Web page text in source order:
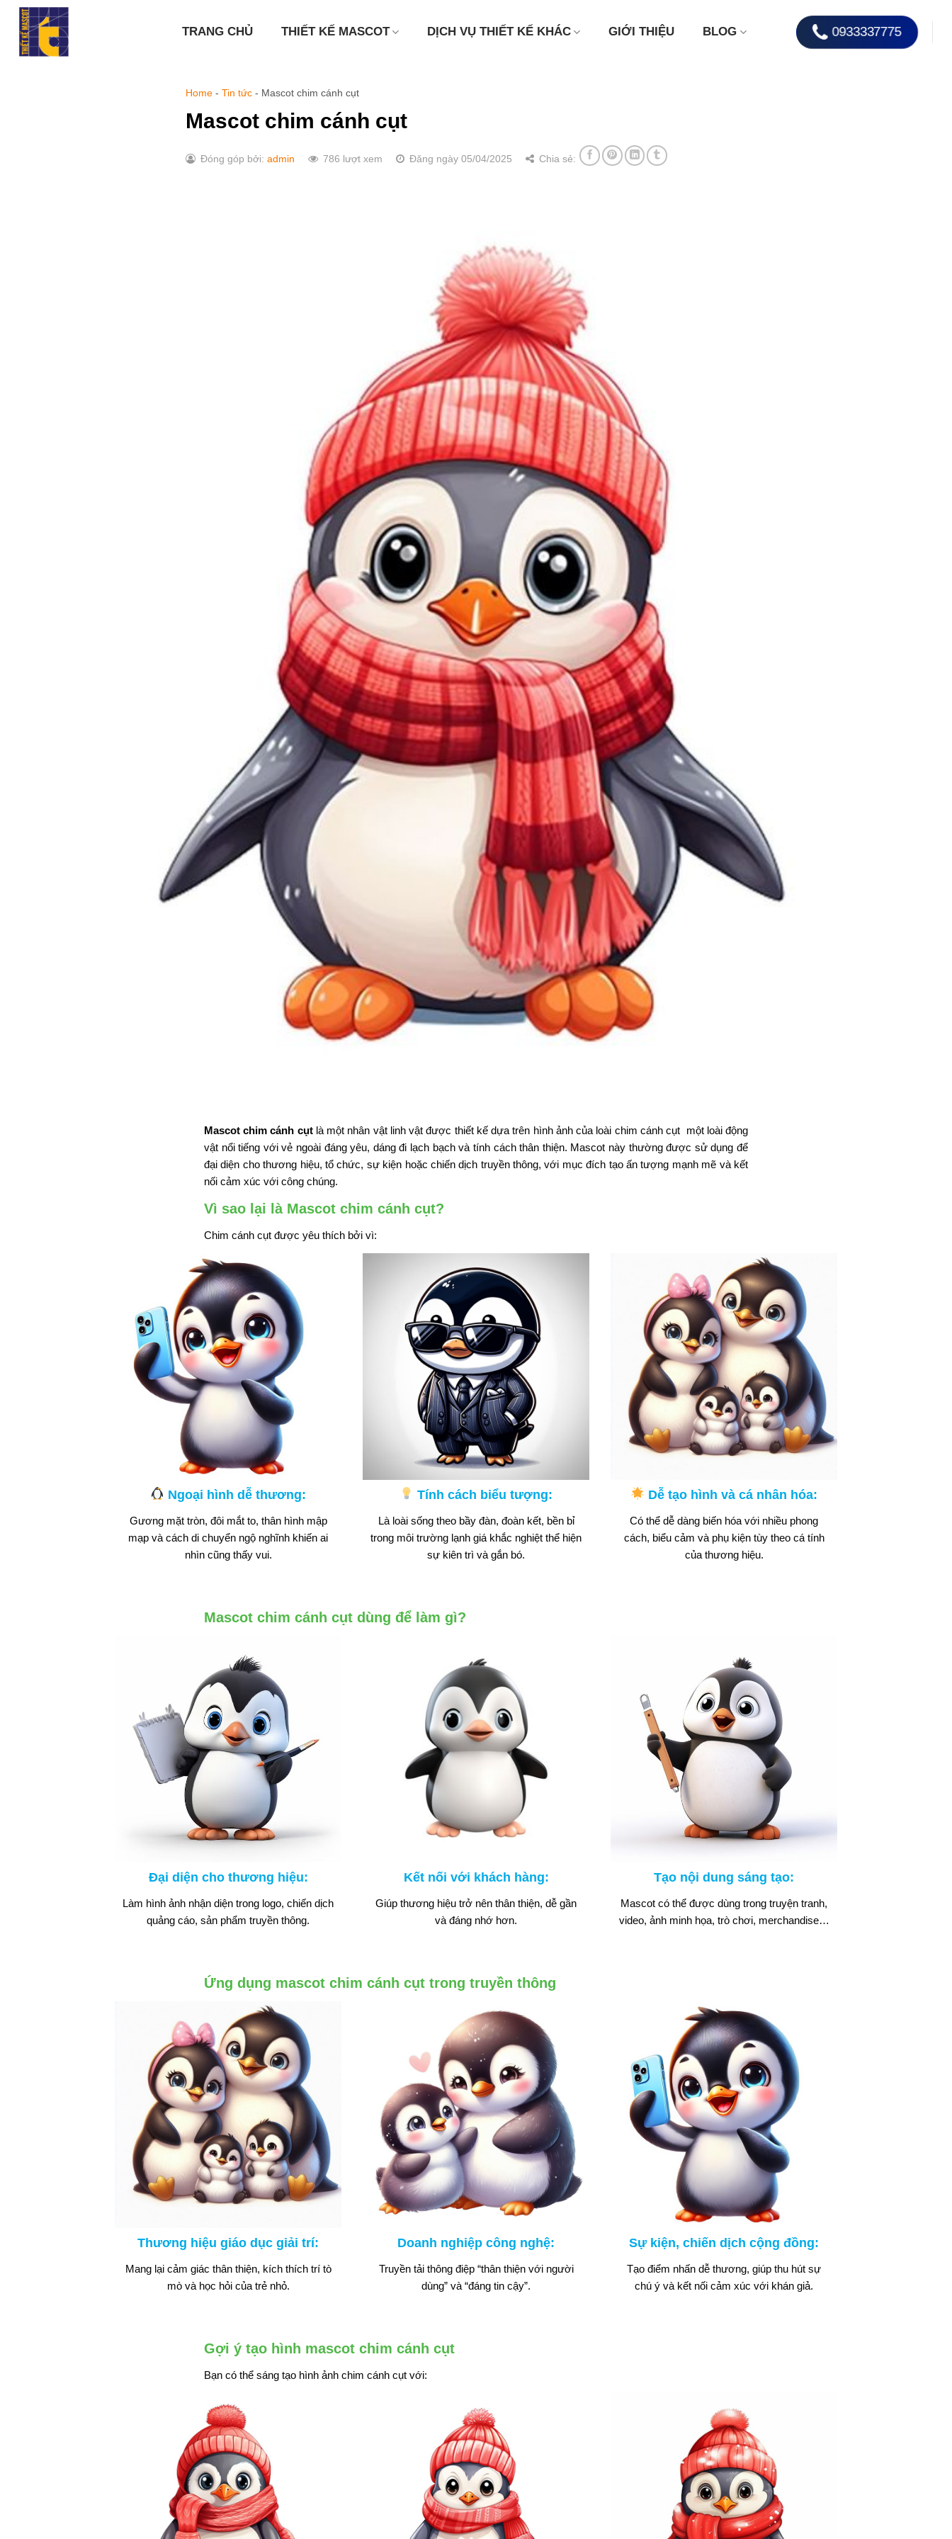
Chuyển
TRANG CHỦ THIẾT KẾ MASCOT DỊCH VỤ THIẾT KẾ KHÁC GIỚI THIỆU BLOG 0933337775
Home - Tin tức - Mascot chim cánh cụt
Mascot chim cánh cụt
Đóng góp bởi: admin 786 lượt xem Đăng ngày 05/04/2025 Chia sẻ:
Mascot chim cánh cụtlà một nhân vật linh vật được thiết kế dựa trên hình ảnh của loài chim cánh cụt một loài động
vật nổi tiếng với vẻ ngoài đáng yêu, dáng đi lạch bạch và tính cách thân thiện. Mascot này thường được sử dụng để
đại diện cho thương hiệu, tổ chức, sự kiện hoặc chiến dịch truyền thông, với mục đích tạo ấn tượng mạnh mẽ và kết
nối cảm xúc với công chúng.
Vì sao lại là Mascot chim cánh cụt?
Chim cánh cụt được yêu thích bởi vì:
Ngoại hình dễ thương:
Gương mặt tròn, đôi mắt to, thân hình mập
mạp và cách di chuyển ngộ nghĩnh khiến ai
nhìn cũng thấy vui.
Tính cách biểu tượng:
Là loài sống theo bầy đàn, đoàn kết, bền bỉ
trong môi trường lạnh giá khắc nghiệt thể hiện
sự kiên trì và gắn bó.
Dễ tạo hình và cá nhân hóa:
Có thể dễ dàng biến hóa với nhiều phong
cách, biểu cảm và phụ kiện tùy theo cá tính
của thương hiệu.
Mascot chim cánh cụt dùng để làm gì?
Đại diện cho thương hiệu:
Làm hình ảnh nhận diện trong logo, chiến dịch
quảng cáo, sản phẩm truyền thông.
Kết nối với khách hàng:
Giúp thương hiệu trở nên thân thiện, dễ gần
và đáng nhớ hơn.
Tạo nội dung sáng tạo:
Mascot có thể được dùng trong truyện tranh,
video, ảnh minh họa, trò chơi, merchandise…
Ứng dụng mascot chim cánh cụt trong truyền thông
Thương hiệu giáo dục giải trí:
Mang lại cảm giác thân thiện, kích thích trí tò
mò và học hỏi của trẻ nhỏ.
Doanh nghiệp công nghệ:
Truyền tải thông điệp “thân thiện với người
dùng” và “đáng tin cậy”.
Sự kiện, chiến dịch cộng đồng:
Tạo điểm nhấn dễ thương, giúp thu hút sự
chú ý và kết nối cảm xúc với khán giả.
Gợi ý tạo hình mascot chim cánh cụt
Bạn có thể sáng tạo hình ảnh chim cánh cụt với: